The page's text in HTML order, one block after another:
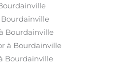
Bourdainville
à Bourdainville
Bourdainville